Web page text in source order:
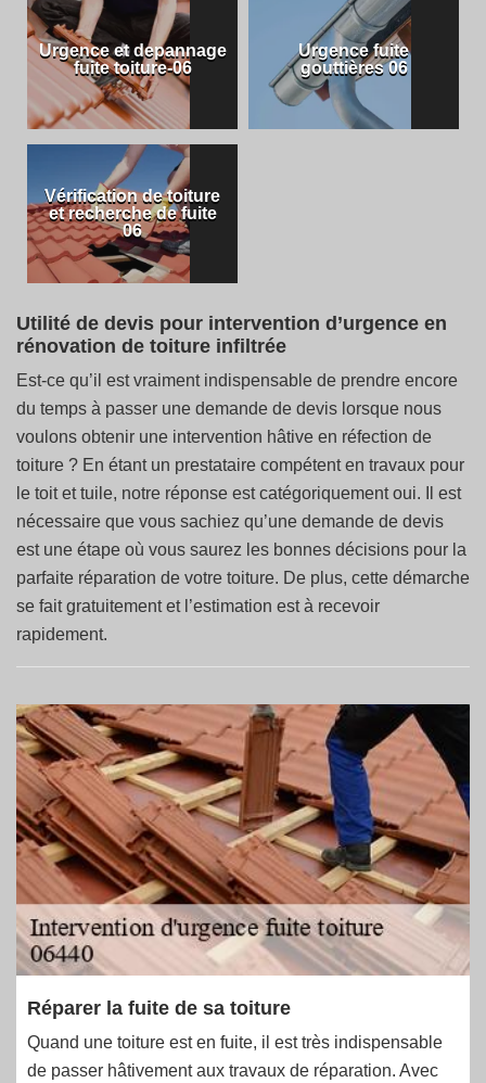
Urgence et depannage
fuite toiture-06
Urgence fuite
gouttières 06
Vérification de toiture
et recherche de fuite
06
Utilité de devis pour intervention d’urgence en
rénovation de toiture infiltrée
Est-ce qu’il est vraiment indispensable de prendre encore
du temps à passer une demande de devis lorsque nous
voulons obtenir une intervention hâtive en réfection de
toiture ? En étant un prestataire compétent en travaux pour
le toit et tuile, notre réponse est catégoriquement oui. Il est
nécessaire que vous sachiez qu’une demande de devis
est une étape où vous saurez les bonnes décisions pour la
parfaite réparation de votre toiture. De plus, cette démarche
se fait gratuitement et l’estimation est à recevoir
rapidement.
Réparer la fuite de sa toiture
Quand une toiture est en fuite, il est très indispensable
de passer hâtivement aux travaux de réparation. Avec